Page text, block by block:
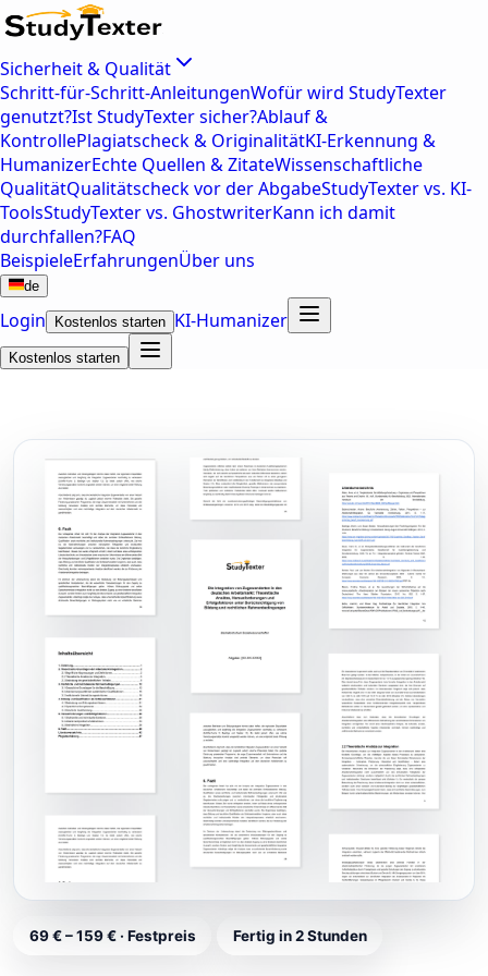
Sicherheit & Qualität
Schritt-für-Schritt-AnleitungenWofür wird StudyTexter
genutzt?Ist StudyTexter sicher?Ablauf &
KontrollePlagiatscheck & OriginalitätKI-Erkennung &
HumanizerEchte Quellen & ZitateWissenschaftliche
QualitätQualitätscheck vor der AbgabeStudyTexter vs. KI-
ToolsStudyTexter vs. GhostwriterKann ich damit
durchfallen?FAQ
BeispieleErfahrungenÜber uns
de
Login Kostenlos starten KI-Humanizer
Kostenlos starten
69 € – 159 € · Festpreis Fertig in 2 Stunden